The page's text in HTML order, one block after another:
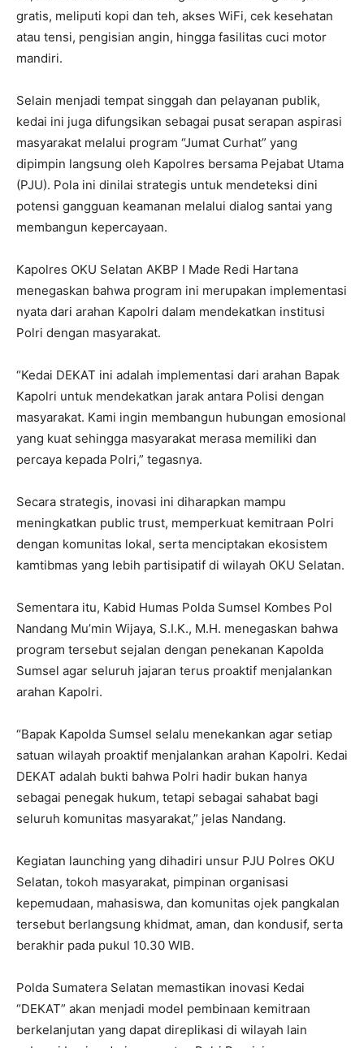
gratis, meliputi kopi dan teh, akses WiFi, cek kesehatan
atau tensi, pengisian angin, hingga fasilitas cuci motor
mandiri.
Selain menjadi tempat singgah dan pelayanan publik,
kedai ini juga difungsikan sebagai pusat serapan aspirasi
masyarakat melalui program “Jumat Curhat” yang
dipimpin langsung oleh Kapolres bersama Pejabat Utama
(PJU). Pola ini dinilai strategis untuk mendeteksi dini
potensi gangguan keamanan melalui dialog santai yang
membangun kepercayaan.
Kapolres OKU Selatan AKBP I Made Redi Hartana
menegaskan bahwa program ini merupakan implementasi
nyata dari arahan Kapolri dalam mendekatkan institusi
Polri dengan masyarakat.
“Kedai DEKAT ini adalah implementasi dari arahan Bapak
Kapolri untuk mendekatkan jarak antara Polisi dengan
masyarakat. Kami ingin membangun hubungan emosional
yang kuat sehingga masyarakat merasa memiliki dan
percaya kepada Polri,” tegasnya.
Secara strategis, inovasi ini diharapkan mampu
meningkatkan public trust, memperkuat kemitraan Polri
dengan komunitas lokal, serta menciptakan ekosistem
kamtibmas yang lebih partisipatif di wilayah OKU Selatan.
Sementara itu, Kabid Humas Polda Sumsel Kombes Pol
Nandang Mu’min Wijaya, S.I.K., M.H. menegaskan bahwa
program tersebut sejalan dengan penekanan Kapolda
Sumsel agar seluruh jajaran terus proaktif menjalankan
arahan Kapolri.
“Bapak Kapolda Sumsel selalu menekankan agar setiap
satuan wilayah proaktif menjalankan arahan Kapolri. Kedai
DEKAT adalah bukti bahwa Polri hadir bukan hanya
sebagai penegak hukum, tetapi sebagai sahabat bagi
seluruh komunitas masyarakat,” jelas Nandang.
Kegiatan launching yang dihadiri unsur PJU Polres OKU
Selatan, tokoh masyarakat, pimpinan organisasi
kepemudaan, mahasiswa, dan komunitas ojek pangkalan
tersebut berlangsung khidmat, aman, dan kondusif, serta
berakhir pada pukul 10.30 WIB.
Polda Sumatera Selatan memastikan inovasi Kedai
“DEKAT” akan menjadi model pembinaan kemitraan
berkelanjutan yang dapat direplikasi di wilayah lain